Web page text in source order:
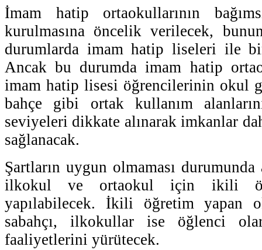
İmam hatip ortaokullarının
kurulmasına öncelik verilecek,
durumlarda imam hatip liseleri ile
Ancak bu durumda imam hatip
imam hatip lisesi öğrencilerinin okul
bahçe gibi ortak kullanım
seviyeleri dikkate alınarak imkanlar
sağlanacak.
Şartların uygun olmaması
ilkokul ve ortaokul için ikili
yapılabilecek. İkili öğretim yapan
sabahçı, ilkokullar ise öğlenci
faaliyetlerini yürütecek.